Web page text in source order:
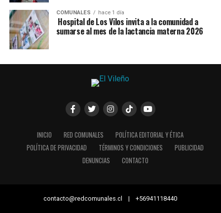
COMUNALES hace 1 día
Hospital de Los Vilos invita a la comunidad a
sumarse al mes de la lactancia materna 2026
INICIO RED COMUNALES
POLÍTICA EDITORIAL Y ÉTICA
POLÍTICA DE PRIVACIDAD
TÉRMINOS Y CONDICIONES
PUBLICIDAD
DENUNCIAS
CONTACTO
contacto@redcomunales.cl | +56941118440